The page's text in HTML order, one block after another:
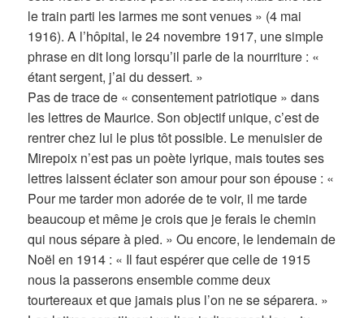
le train parti les larmes me sont venues » (4 mai
1916). A l’hôpital, le 24 novembre 1917, une simple
phrase en dit long lorsqu’il parle de la nourriture : «
étant sergent, j’ai du dessert. »
Pas de trace de « consentement patriotique » dans
les lettres de Maurice. Son objectif unique, c’est de
rentrer chez lui le plus tôt possible. Le menuisier de
Mirepoix n’est pas un poète lyrique, mais toutes ses
lettres laissent éclater son amour pour son épouse : «
Pour me tarder mon adorée de te voir, il me tarde
beaucoup et même je crois que je ferais le chemin
qui nous sépare à pied. » Ou encore, le lendemain de
Noël en 1914 : « Il faut espérer que celle de 1915
nous la passerons ensemble comme deux
tourtereaux et que jamais plus l’on ne se séparera. »